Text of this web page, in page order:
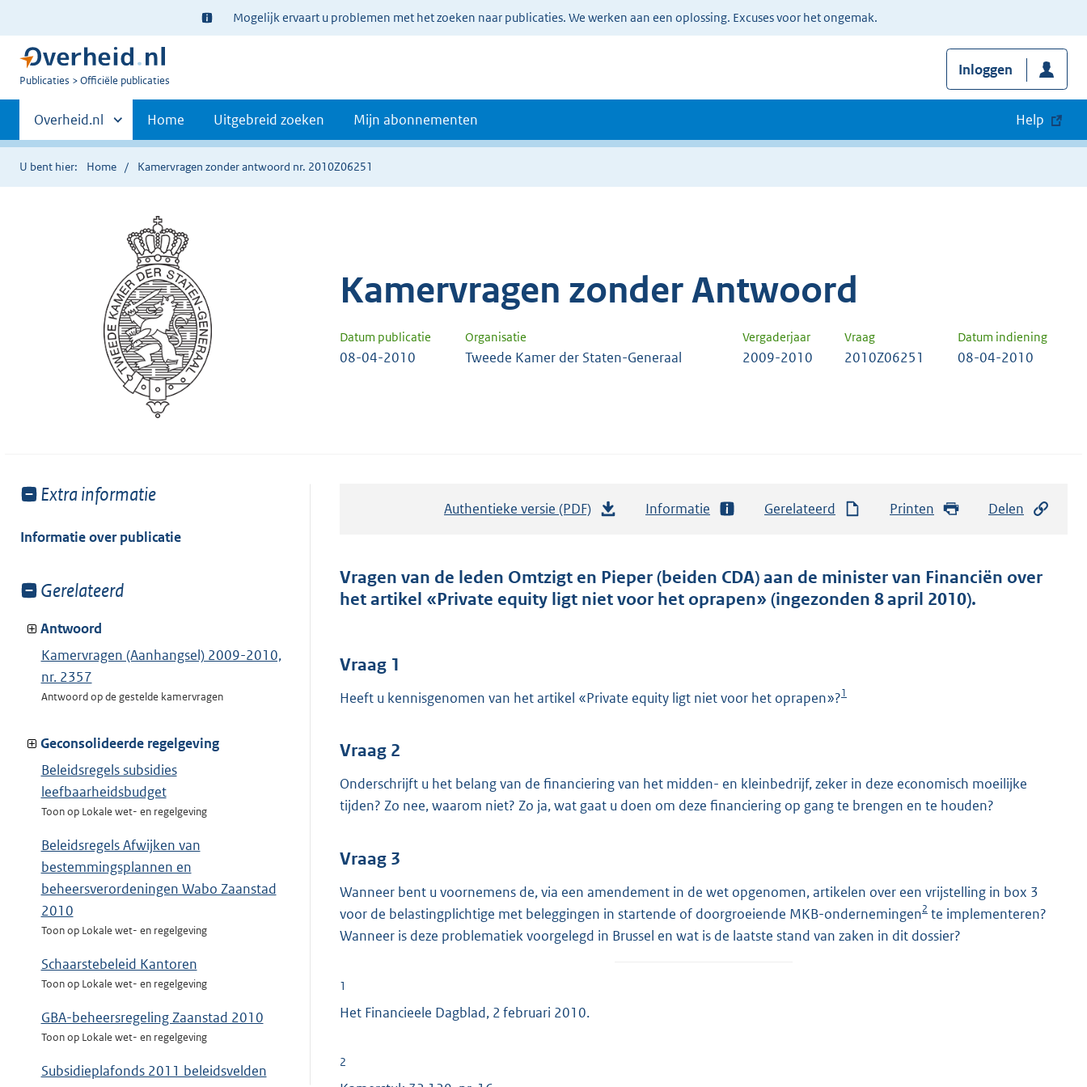
Ter
informatie:
Mogelijk ervaart u problemen met het zoeken naar publicaties. We werken aan een oplossing. Excuses voor het ongemak.
U
Publicaties Officiële publicaties
Inloggen
Primaire
navigatie
Andere
sites
binnen
Overheid.nl Home Uitgebreid zoeken Mijn abonnementen Help
U bent hier: Home Kamervragen zonder antwoord nr. 2010Z06251
Kamervragen zonder Antwoord
Datum publicatie Organisatie Vergaderjaar Vraag Datum indiening
08-04-2010 Tweede Kamer der Staten-Generaal 2009-2010 2010Z06251 08-04-2010
Toon
van:
Extra informatie
Informatie over publicatie
Toon
van:
Gerelateerd
Antwoord
Kamervragen (Aanhangsel) 2009-2010,
nr. 2357
Antwoord op de gestelde kamervragen
Geconsolideerde regelgeving
Beleidsregels subsidies
leefbaarheidsbudget
Toon op Lokale wet- en regelgeving
Beleidsregels Afwijken van
bestemmingsplannen en
beheersverordeningen Wabo Zaanstad
2010
Toon op Lokale wet- en regelgeving
Schaarstebeleid Kantoren
Toon op Lokale wet- en regelgeving
GBA-beheersregeling Zaanstad 2010
Toon op Lokale wet- en regelgeving
Subsidieplafonds 2011 beleidsvelden
Authentieke versie (PDF)
t
a
r
t
e
K
b
Informatie Gerelateerd Printen Delen
Vragen van de leden Omtzigt en Pieper (beiden CDA) aan de minister van Financiën over
het artikel «Private equity ligt niet voor het oprapen» (ingezonden 8 april 2010).
Vraag 1
Heeft u kennisgenomen van het artikel «Private equity ligt niet voor het oprapen»?1
Vraag 2
Onderschrijft u het belang van de financiering van het midden- en kleinbedrijf, zeker in deze economisch moeilijke
tijden? Zo nee, waarom niet? Zo ja, wat gaat u doen om deze financiering op gang te brengen en te houden?
Vraag 3
Wanneer bent u voornemens de, via een amendement in de wet opgenomen, artikelen over een vrijstelling in box 3
voor de belastingplichtige met beleggingen in startende of doorgroeiende MKB-ondernemingen2 te implementeren?
Wanneer is deze problematiek voorgelegd in Brussel en wat is de laatste stand van zaken in dit dossier?
1
Het Financieele Dagblad, 2 februari 2010.
2